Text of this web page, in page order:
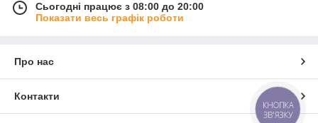
Сьогодні працює з 08:00 до 20:00
Показати весь графік роботи
Про нас
Контакти
КНОПКА
ЗВ'ЯЗКУ